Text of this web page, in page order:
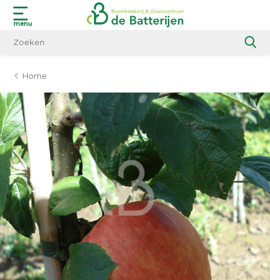
menu
Home